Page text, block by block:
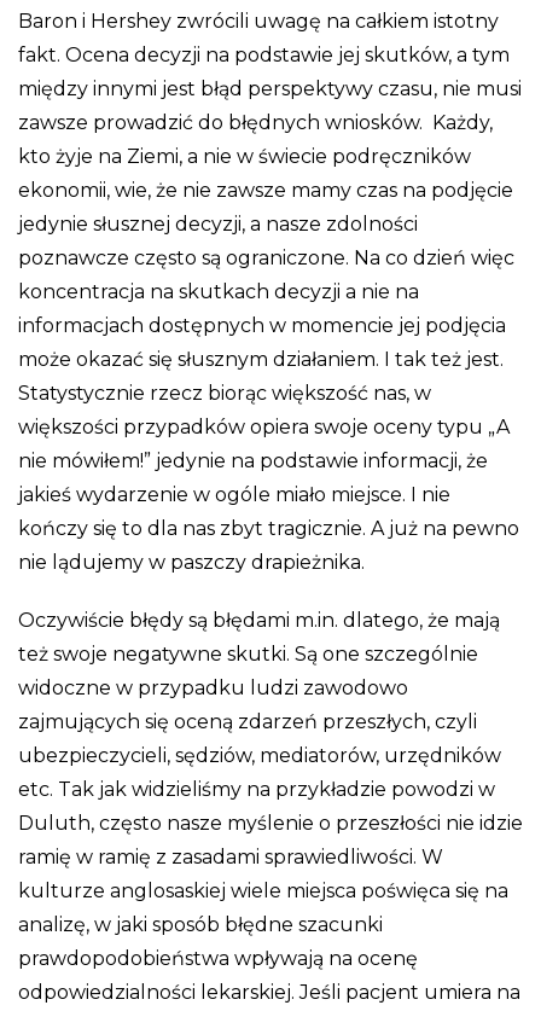
Baron i Hershey zwrócili uwagę na całkiem istotny
fakt. Ocena decyzji na podstawie jej skutków, a tym
między innymi jest błąd perspektywy czasu, nie musi
zawsze prowadzić do błędnych wniosków. Każdy,
kto żyje na Ziemi, a nie w świecie podręczników
ekonomii, wie, że nie zawsze mamy czas na podjęcie
jedynie słusznej decyzji, a nasze zdolności
poznawcze często są ograniczone. Na co dzień więc
koncentracja na skutkach decyzji a nie na
informacjach dostępnych w momencie jej podjęcia
może okazać się słusznym działaniem. I tak też jest.
Statystycznie rzecz biorąc większość nas, w
większości przypadków opiera swoje oceny typu „A
nie mówiłem!” jedynie na podstawie informacji, że
jakieś wydarzenie w ogóle miało miejsce. I nie
kończy się to dla nas zbyt tragicznie. A już na pewno
nie lądujemy w paszczy drapieżnika.
Oczywiście błędy są błędami m.in. dlatego, że mają
też swoje negatywne skutki. Są one szczególnie
widoczne w przypadku ludzi zawodowo
zajmujących się oceną zdarzeń przeszłych, czyli
ubezpieczycieli, sędziów, mediatorów, urzędników
etc. Tak jak widzieliśmy na przykładzie powodzi w
Duluth, często nasze myślenie o przeszłości nie idzie
ramię w ramię z zasadami sprawiedliwości. W
kulturze anglosaskiej wiele miejsca poświęca się na
analizę, w jaki sposób błędne szacunki
prawdopodobieństwa wpływają na ocenę
odpowiedzialności lekarskiej. Jeśli pacjent umiera na